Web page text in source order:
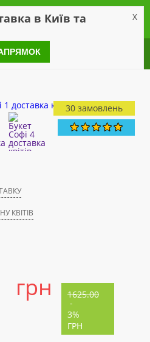
30 замовлень
КВІТІВ
грн 1625.00
-
3%
ГРН
в Київ та X